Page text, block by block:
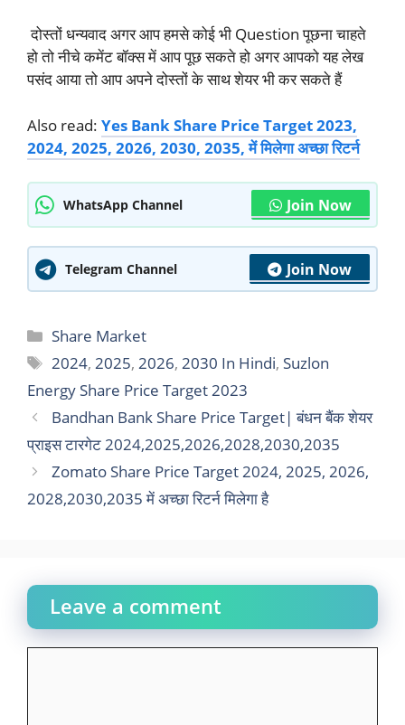
दोस्तों धन्यवाद अगर आप हमसे कोई भी Question पूछना चाहते
हो तो नीचे कमेंट बॉक्स में आप पूछ सकते हो अगर आपको यह लेख
पसंद आया तो आप अपने दोस्तों के साथ शेयर भी कर सकते हैं
Also read: Yes Bank Share Price Target 2023,
2024, 2025, 2026, 2030, 2035, में मिलेगा अच्छा रिटर्न
WhatsApp Channel Join Now
Telegram Channel Join Now
Categories
Share Market
Tags
2024,2025,2026,2030 In Hindi, Suzlon
Energy Share Price Target 2023
Bandhan Bank Share Price Target| बंधन बैंक शेयर
प्राइस टारगेट 2024,2025,2026,2028,2030,2035
Zomato Share Price Target 2024, 2025, 2026,
2028,2030,2035 में अच्छा रिटर्न मिलेगा है
Leave a comment